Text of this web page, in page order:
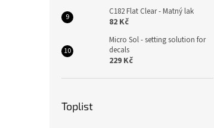
C182 Flat Clear - Matný lak
82 Kč
Micro Sol - setting solution for
decals
229 Kč
Toplist